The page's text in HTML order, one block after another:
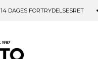
14 DAGES FORTRYDELSESRET